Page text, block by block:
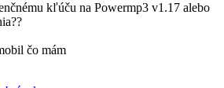
kľúču na Powermp3 v1.17 alebo
čo mám